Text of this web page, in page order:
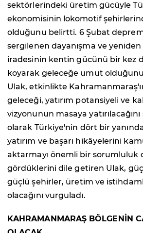
sektörlerindeki üretim gücüyle
ekonomisinin lokomotif
olduğunu belirtti. 6 Şubat
sergilenen dayanışma ve
iradesinin kentin gücünü bir kez
koyarak geleceğe umut
Ulak, etkinlikte
geleceği, yatırım potansiyeli ve
vizyonunun masaya
olarak Türkiye'nin dört bir
yatırım ve başarı hikâyelerini
aktarmayı önemli bir sorumluluk
gördüklerini dile getiren Ulak,
güçlü şehirler, üretim ve
olacağını vurguladı.
KAHRAMANMARAŞ BÖLGENİN